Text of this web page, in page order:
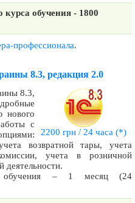
курса обучения - 1800
профессионала.
8.3, редакция 2.0
2200 грн / 24 часа (*)
8.3,
нового
с
возвратной тары, учета
учета в розничной
деятельности.
обучения – 1 месяц (24